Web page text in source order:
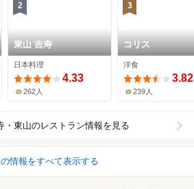
2
東山 吉寿
日本料理
4.33
262人
3
コリス
洋食
3.82
239人
・東山のレストラン情報を見る
情報をすべて表示する